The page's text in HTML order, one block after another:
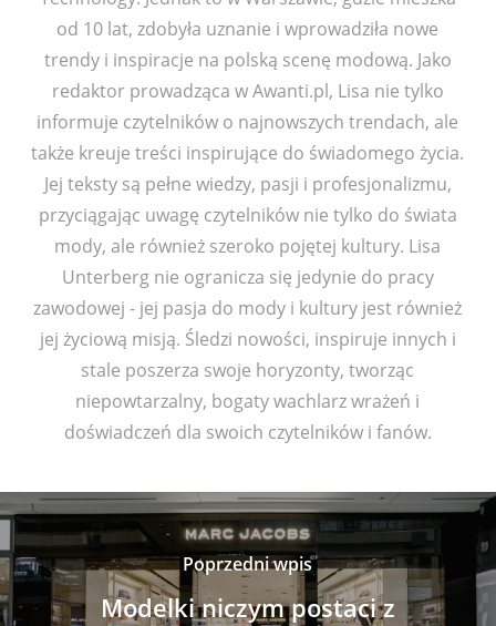
od 10 lat, zdobyła uznanie i wprowadziła nowe
trendy i inspiracje na polską scenę modową. Jako
redaktor prowadząca w Awanti.pl, Lisa nie tylko
informuje czytelników o najnowszych trendach, ale
także kreuje treści inspirujące do świadomego życia.
Jej teksty są pełne wiedzy, pasji i profesjonalizmu,
przyciągając uwagę czytelników nie tylko do świata
mody, ale również szeroko pojętej kultury. Lisa
Unterberg nie ogranicza się jedynie do pracy
zawodowej - jej pasja do mody i kultury jest również
jej życiową misją. Śledzi nowości, inspiruje innych i
stale poszerza swoje horyzonty, tworząc
niepowtarzalny, bogaty wachlarz wrażeń i
doświadczeń dla swoich czytelników i fanów.
Poprzedni wpis
Modelki niczym postaci z